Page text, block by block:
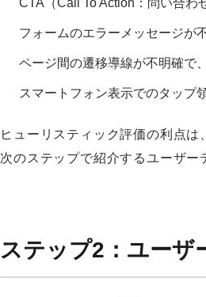
フォームのエラーメッセージが
ページ間の遷移導線が不明確で
スマートフォン表示でのタップ
ヒューリスティック評価の利点
次のステップで紹介するユーザー
ステップ2：ユーザ